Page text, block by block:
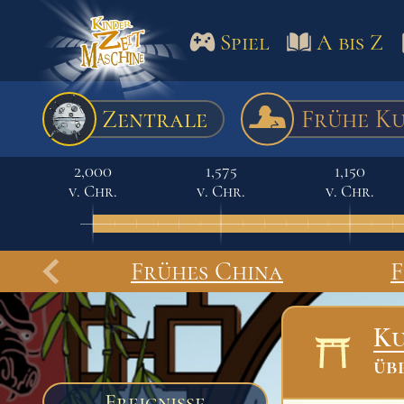
Spiel
Termine
Spiel A bis Z
Zentrale Frühe
2,000
v. Chr.
1,575
v. Chr.
1,150
v. Chr.
Frühes China